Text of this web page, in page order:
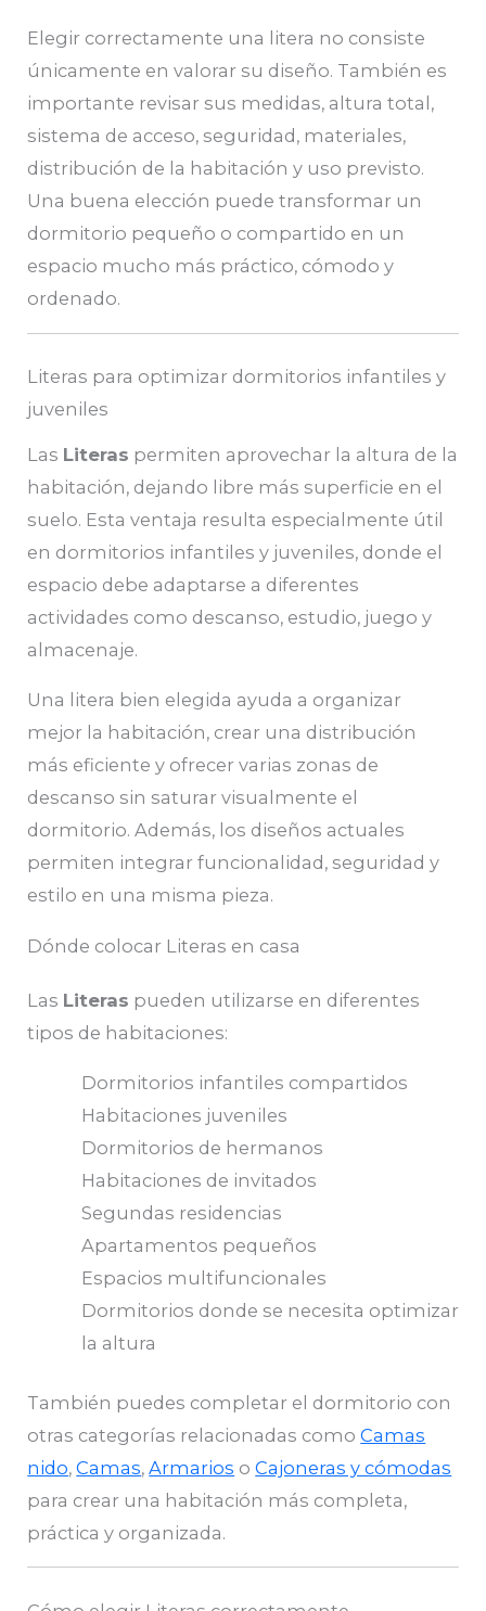
Elegir correctamente una litera no consiste
únicamente en valorar su diseño. También es
importante revisar sus medidas, altura total,
sistema de acceso, seguridad, materiales,
distribución de la habitación y uso previsto.
Una buena elección puede transformar un
dormitorio pequeño o compartido en un
espacio mucho más práctico, cómodo y
ordenado.
Literas para optimizar dormitorios infantiles y
juveniles
Las Literas permiten aprovechar la altura de la
habitación, dejando libre más superficie en el
suelo. Esta ventaja resulta especialmente útil
en dormitorios infantiles y juveniles, donde el
espacio debe adaptarse a diferentes
actividades como descanso, estudio, juego y
almacenaje.
Una litera bien elegida ayuda a organizar
mejor la habitación, crear una distribución
más eficiente y ofrecer varias zonas de
descanso sin saturar visualmente el
dormitorio. Además, los diseños actuales
permiten integrar funcionalidad, seguridad y
estilo en una misma pieza.
Dónde colocar Literas en casa
Las Literas pueden utilizarse en diferentes
tipos de habitaciones:
Dormitorios infantiles compartidos
Habitaciones juveniles
Dormitorios de hermanos
Habitaciones de invitados
Segundas residencias
Apartamentos pequeños
Espacios multifuncionales
Dormitorios donde se necesita optimizar
la altura
También puedes completar el dormitorio con
otras categorías relacionadas comoCamas
nido,Camas,Armarios oCajoneras y cómodas
para crear una habitación más completa,
práctica y organizada.